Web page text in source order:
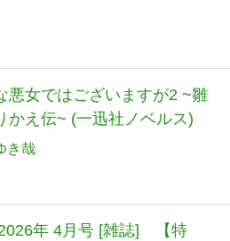
き/宅地建物取引士試験対策
(TAC出版) (スッキリ宅建士
悪女ではございますが2 ~雛
かえ伝~ (一迅社ノベルス)
き哉
年 4月号 [雑誌] 【特